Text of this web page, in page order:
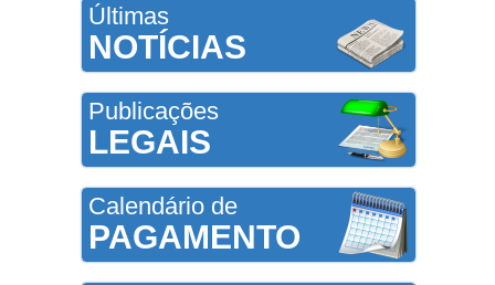
Últimas
NOTÍCIAS
Publicações
LEGAIS
Calendário de
PAGAMENTO